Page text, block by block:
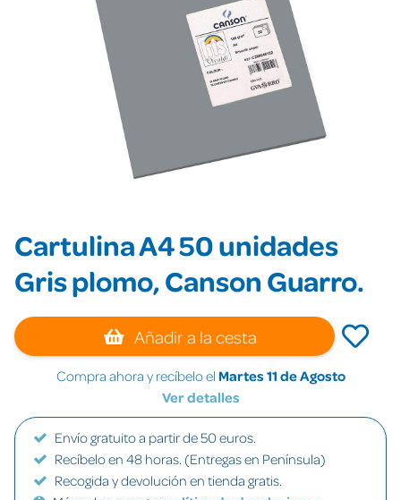
Cartulina A4 50 unidades
Gris plomo, Canson Guarro.
Añadir a la cesta
Compra ahora y recíbelo el Martes 11 de Agosto
Ver detalles
Envío gratuito a partir de 50 euros.
Recíbelo en 48 horas. (Entregas en Península)
Recogida y devolución en tienda gratis.